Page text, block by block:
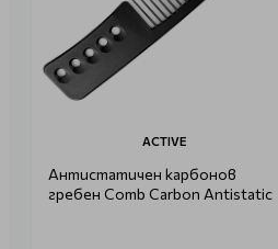
ACTIVE
Антистатичен карбонов
гребен Comb Carbon Antistatic